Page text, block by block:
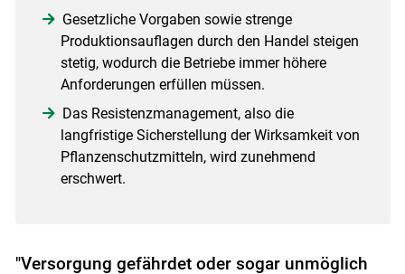
Gesetzliche Vorgaben sowie strenge
Produktionsauflagen durch den Handel steigen
stetig, wodurch die Betriebe immer höhere
Anforderungen erfüllen müssen.
Das Resistenzmanagement, also die
langfristige Sicherstellung der Wirksamkeit von
Pflanzenschutzmitteln, wird zunehmend
erschwert.
"Versorgung gefährdet oder sogar unmöglich